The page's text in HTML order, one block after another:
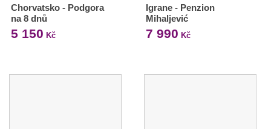
Chorvatsko - Podgora
na 8 dnů
5 150 Kč
Igrane - Penzion
Mihaljević
7 990 Kč